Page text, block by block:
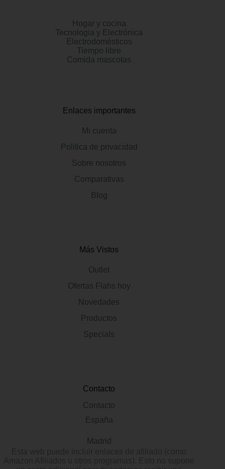
Hogar y cocina
Tecnologia y Electrónica
Electrodomésticos
Tiempo libre
Comida mascotas
Enlaces importantes
Mi cuenta
Politica de privacidad
Sobre nosotros
Comparativas
Blog
Más Vistos
Outlet
Ofertas Flahs hoy
Novedades
Productos
Specials
Contacto
Contacto
España
Madrid